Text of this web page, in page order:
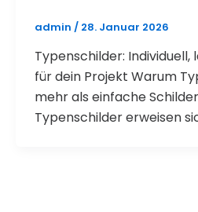
admin / 28. Januar 2026
Typenschilder:
für dein Projekt Warum
mehr als einfache
Typenschilder erweisen